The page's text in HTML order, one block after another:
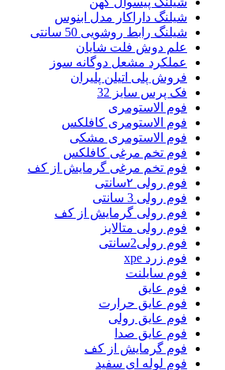
شیلنگ داراکار مدل ابنوس
شیلنگ رابط روشویی 50 سانتی
علم دوش فلت شایان
عملکرد مشعل دوگانه سوز
فروش پلی اتیلن پلیران
فک پرس سایز 32
فوم الاستومری
فوم الاستومری کافلکس
فوم الاستومری مشکی
فوم تخم مرغی کافلکس
فوم تخم مرغی گرمایش از کف
فوم رولی ۲سانتی
فوم رولی 3 سانتی
فوم رولی گرمایش از کف
فوم رولی متالایز
فوم رولی2سانتی
فوم زرد xpe
فوم سایلنت
فوم عایق
فوم عایق حرارت
فوم عایق رولی
فوم عایق صدا
فوم گرمایش از کف
فوم لوله ای سفید